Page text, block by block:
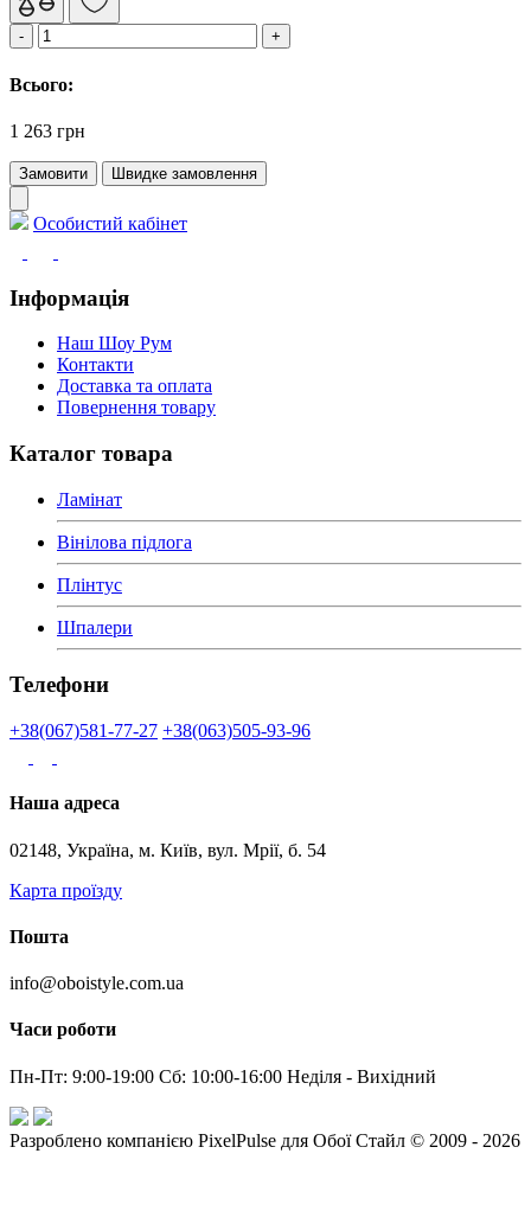
Всього:
1 263 грн
Замовити Швидке замовлення
Особистий кабінет
Інформація
Наш Шоу Рум
Контакти
Доставка та оплата
Повернення товару
Каталог товара
Ламінат
Вінілова підлога
Плінтус
Шпалери
Телефони
+38(067)581-77-27 +38(063)505-93-96
Наша адреса
02148, Україна, м. Київ, вул. Мрії, б. 54
Карта проїзду
Пошта
info@oboistyle.com.ua
Часи роботи
Пн-Пт: 9:00-19:00 Сб: 10:00-16:00 Неділя - Вихідний
Разроблено компанією PixelPulse для Обої Стайл © 2009 - 2026